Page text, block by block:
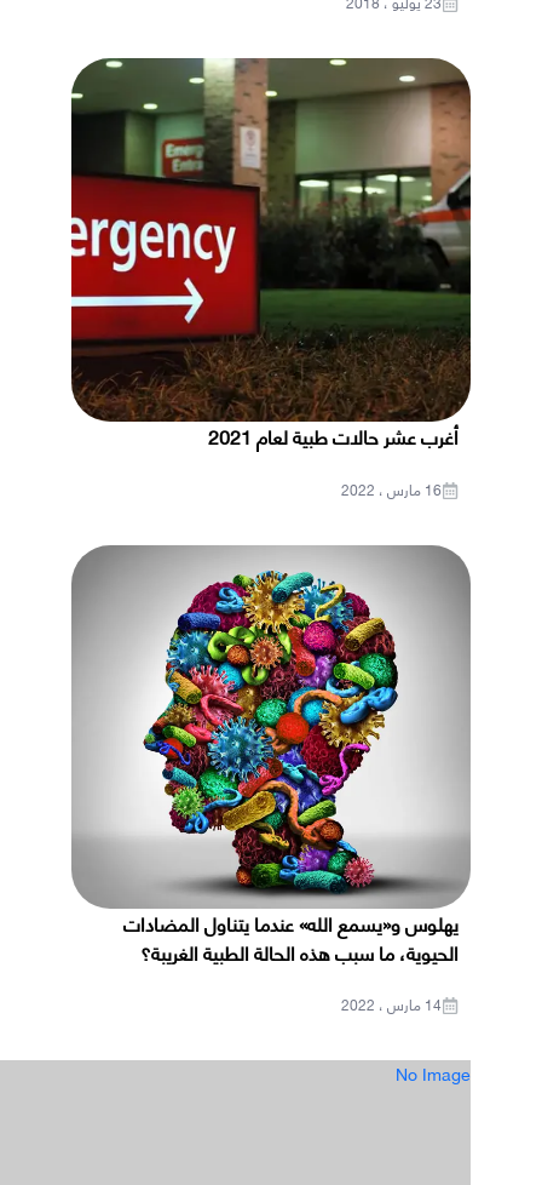
أغرب عشر حالات طبية لعام 2021
16 مارس ، 2022
يهلوس و«يسمع الله» عندما يتناول المضادات
الحيوية، ما سبب هذه الحالة الطبية الغريبة؟
14 مارس ، 2022
No Image